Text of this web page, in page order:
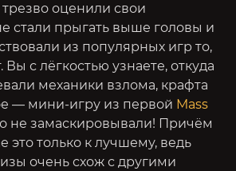
оценили свои
стали прыгать выше головы и
из популярных игр то,
Вы с лёгкостью узнаете, откуда
механики взлома, крафта
— мини-игру из первой Mass
не замаскировывали! Причём
это только к лучшему, ведь
очень схож с другими